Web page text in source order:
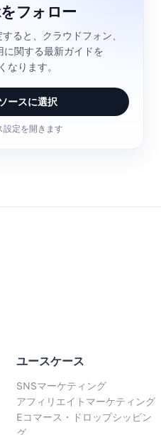
フォロー
ると、クラウドフォン、
に関する最新ガイドを
ります。
ースに選択
定を開きます
ユースケース
SNSマーケティング
アフィリエイトマーケティング
Eコマース・ドロップシッピン
グ